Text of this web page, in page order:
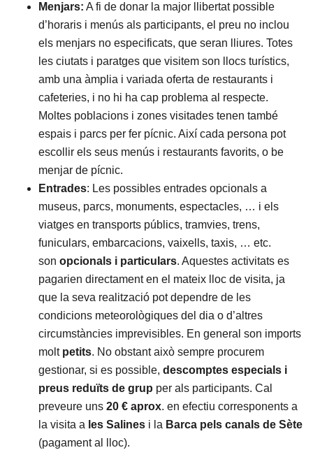
Menjars: A fi de donar la major llibertat possible
d’horaris i menús als participants, el preu no inclou
els menjars no especificats, que seran lliures. Totes
les ciutats i paratges que visitem son llocs turístics,
amb una àmplia i variada oferta de restaurants i
cafeteries, i no hi ha cap problema al respecte.
Moltes poblacions i zones visitades tenen també
espais i parcs per fer pícnic. Així cada persona pot
escollir els seus menús i restaurants favorits, o be
menjar de pícnic.
Entrades: Les possibles entrades opcionals a
museus, parcs, monuments, espectacles, … i els
viatges en transports públics, tramvies, trens,
funiculars, embarcacions, vaixells, taxis, … etc.
son opcionals i particulars. Aquestes activitats es
pagarien directament en el mateix lloc de visita, ja
que la seva realització pot dependre de les
condicions meteorològiques del dia o d’altres
circumstàncies imprevisibles. En general son imports
molt petits. No obstant això sempre procurem
gestionar, si es possible, descomptes especials i
preus reduïts de grup per als participants. Cal
preveure uns 20 € aprox. en efectiu corresponents a
la visita a les Salines i la Barca pels canals de Sète
(pagament al lloc).